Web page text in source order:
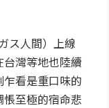
ス人間）上線
灣等地也陸續
看是重口味的
至極的宿命悲